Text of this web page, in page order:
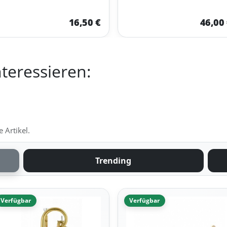
16,50 € 46,00
Artikel.
Trending
Verfügbar Verfügbar